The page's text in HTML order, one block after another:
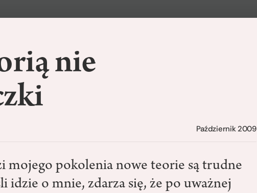
nie
Październik 2009
mojego pokolenia nowe teorie są trudne
idzie o mnie, zdarza się, że po uważnej